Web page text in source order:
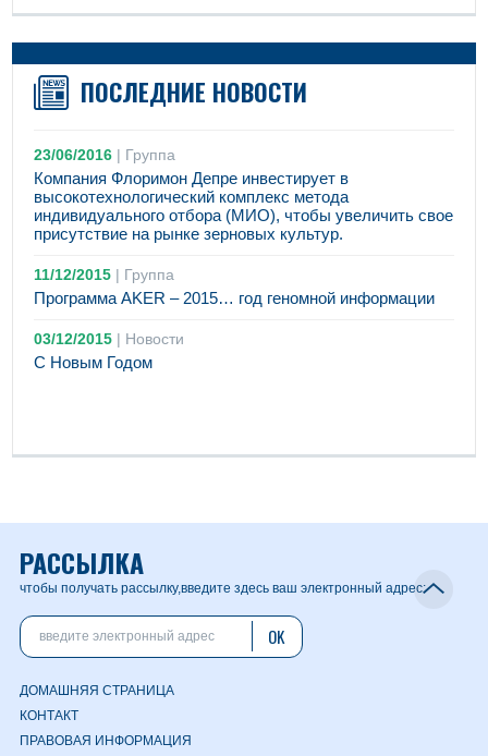
ПОСЛЕДНИЕ НОВОСТИ
23/06/2016 | Группа
Компания Флоримон Депре инвестирует в
высокотехнологический комплекс метода
индивидуального отбора (МИО), чтобы увеличить свое
присутствие на рынке зерновых культур.
11/12/2015 | Группа
Программа AKER – 2015… год геномной информации
03/12/2015 | Новости
С Новым Годом
РАССЫЛКА
чтобы получать рассылку,введите здесь ваш электронный адрес:
OK
ДОМАШНЯЯ СТРАНИЦА
КОНТАКТ
ПРАВОВАЯ ИНФОРМАЦИЯ